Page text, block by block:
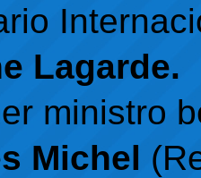
Lagarde.
ministro
Michel